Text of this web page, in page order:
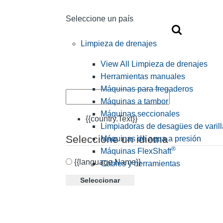
Seleccione un país
{{country.Text}}
Seleccione un idioma
{{language.Name}}
Seleccionar
Limpieza de drenajes
View All Limpieza de drenajes
Herramientas manuales
Máquinas para fregaderos
Máquinas a tambor
Máquinas seccionales
Limpiadoras de desagües de
Máquinas de agua a presión
Máquinas FlexShaft®
Cables y herramientas